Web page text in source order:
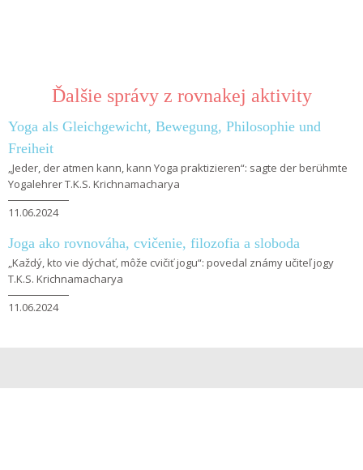
Ďalšie správy z rovnakej aktivity
Yoga als Gleichgewicht, Bewegung, Philosophie und
Freiheit
„Jeder, der atmen kann, kann Yoga praktizieren“: sagte der berühmte
Yogalehrer T.K.S. Krichnamacharya
11.06.2024
Joga ako rovnováha, cvičenie, filozofia a sloboda
„Každý, kto vie dýchať, môže cvičiť jogu“: povedal známy učiteľ jogy
T.K.S. Krichnamacharya
11.06.2024